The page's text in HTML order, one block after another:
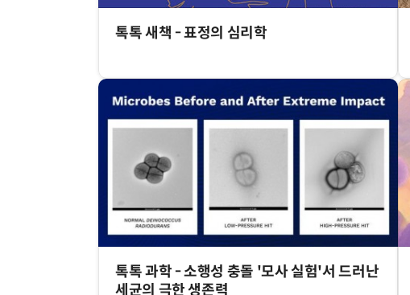
톡톡 새책 - 표정의 심리학
톡톡 과학 - 소행성 충돌 '모사 실험'서 드러난
세균의 극한 생존력